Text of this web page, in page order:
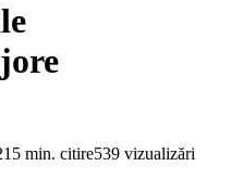
5 min. citire539 vizualizări